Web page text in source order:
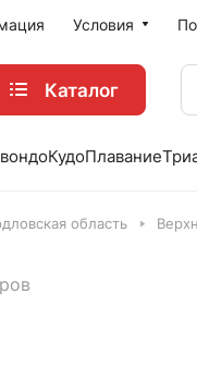
Условия
Каталог
КудоПлавание
область